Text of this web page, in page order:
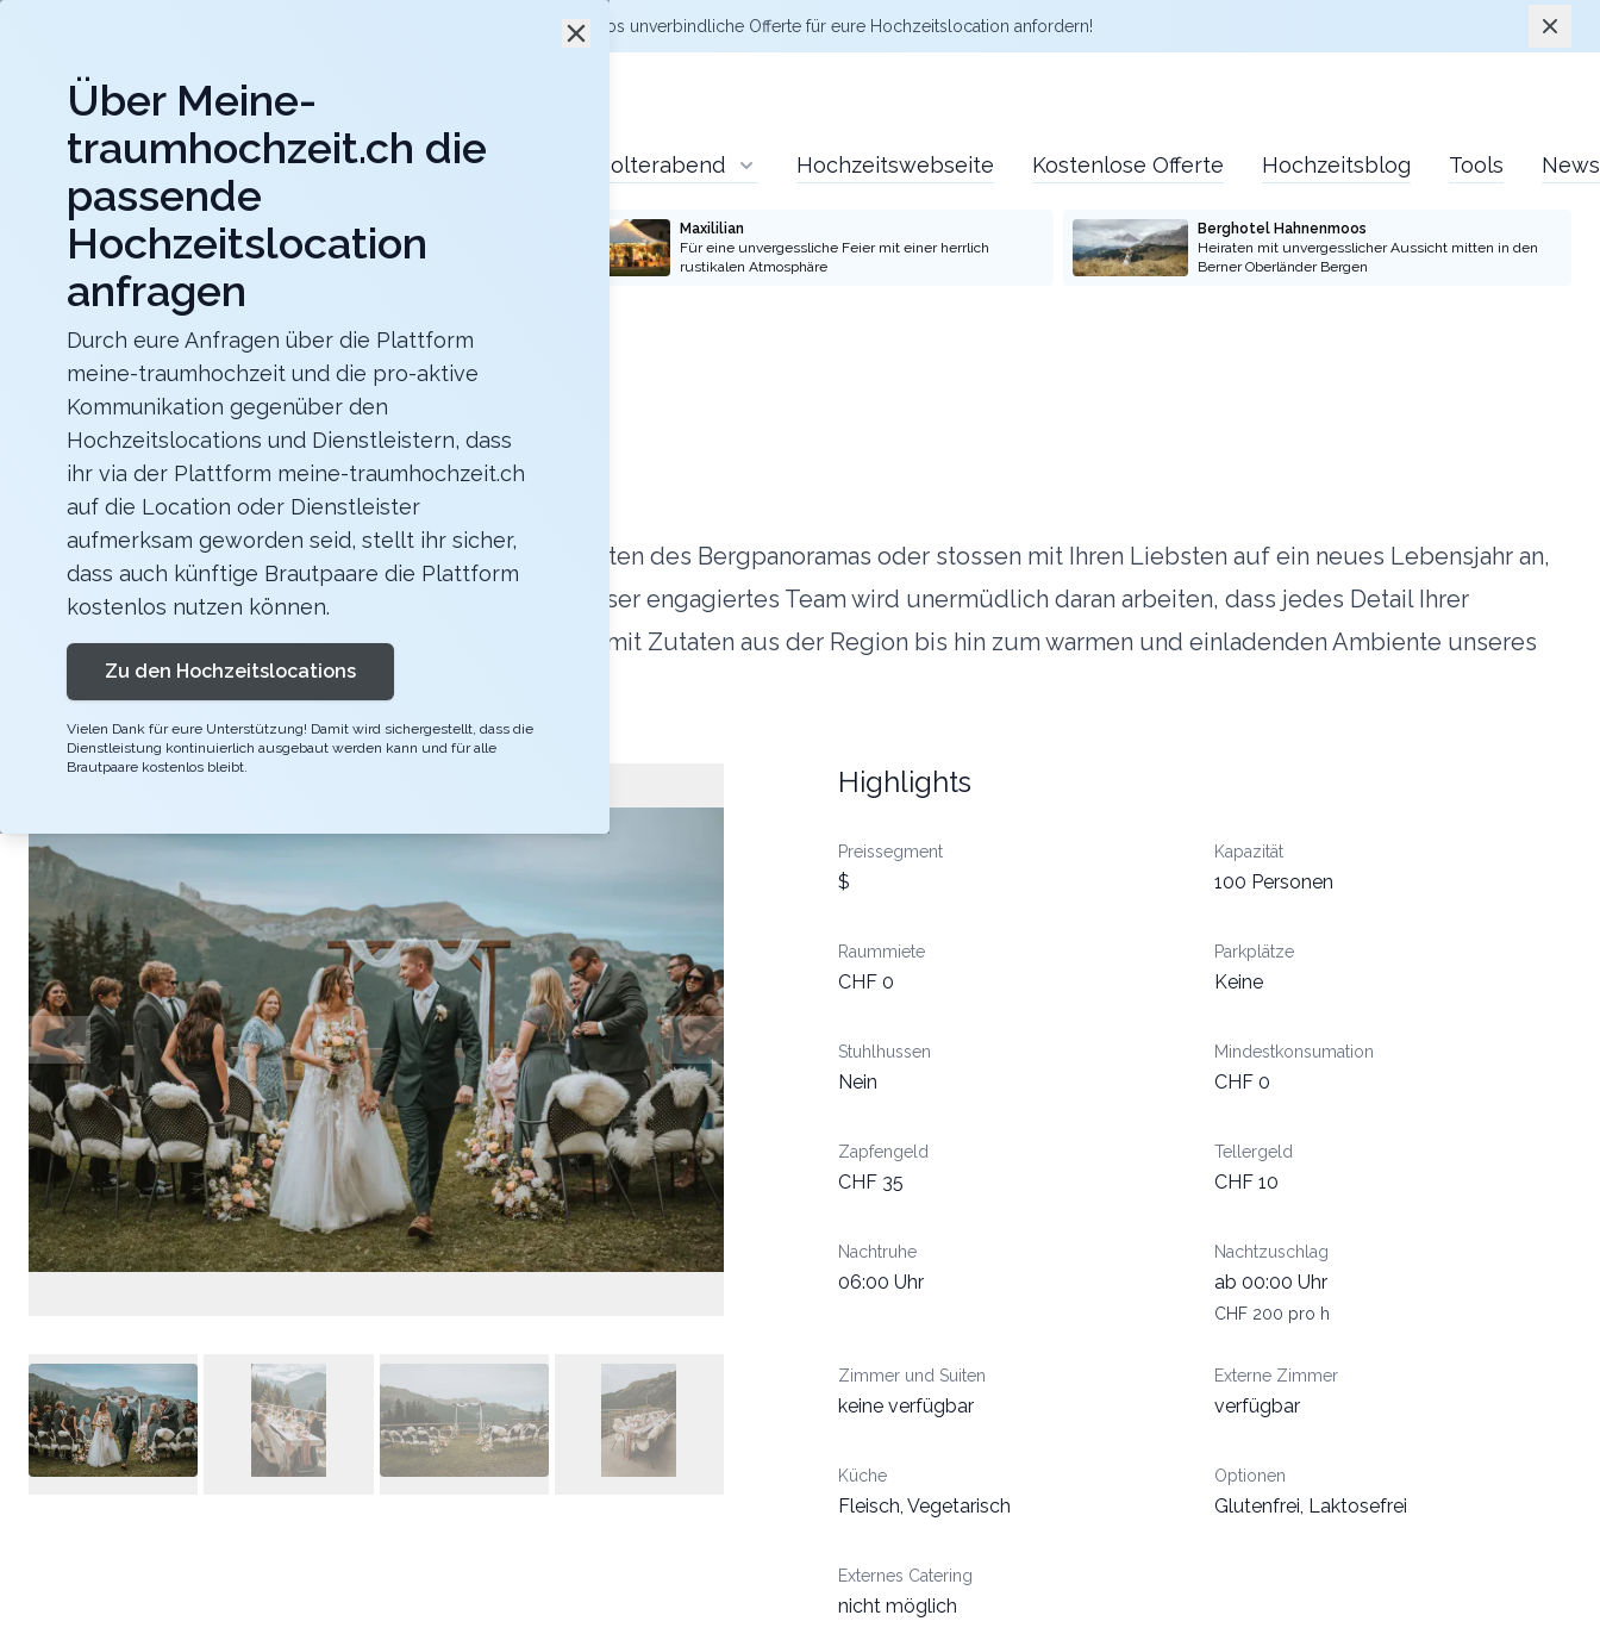
Jetzt kostenlos unverbindliche Offertefür eure Hochzeitslocation anfordern!
meine-traumhochzeit.ch
Hochzeitslocations Hochzeitsdienstleister Polterabend Hochzeitswebseite Kostenlose Offerte Hochzeitsblog Tools News
b_smart hotel Schönenwerd
Für ein zauberhaftes Hochzeitsfest
Maxililian
Für eine unvergessliche Feier mit einer herrlich
rustikalen Atmosphäre
Berghotel Hahnenmoos
Heiraten mit unvergesslicher Aussicht mitten in den
Berner Oberländer Bergen
Zurück zur Suche
Bergrestaurant Allmend
4.6
Abendessen
BE
WengenMerkliste Link teilen
Stellen Sie sich vor, Sie geben sich das Ja-Wort inmitten des Bergpanoramas oder stossen mit Ihren Liebsten auf ein neues Lebensjahr an,
während die Sonne hinter den Gipfeln untergeht. Unser engagiertes Team wird unermüdlich daran arbeiten, dass jedes Detail Ihrer
Veranstaltung perfekt ist, von der exquisiten Küche mit Zutaten aus der Region bis hin zum warmen und einladenden Ambiente unseres
rustikalen Restaurants.
Highlights
Preissegment
$
Kapazität
100 Personen
Raummiete
CHF 0
Parkplätze
Keine
Stuhlhussen
Nein
Mindestkonsumation
CHF 0
Zapfengeld
CHF 35
Tellergeld
CHF 10
Nachtruhe
06:00 Uhr
Nachtzuschlag
ab 00:00 Uhr
CHF 200 pro h
Zimmer und Suiten
keine verfügbar
Externe Zimmer
verfügbar
Küche
Fleisch, Vegetarisch
Optionen
Glutenfrei, Laktosefrei
Externes Catering
nicht möglich
Über Meine-
traumhochzeit.ch die
passende
Hochzeitslocation
anfragen
Durch eure Anfragen über die Plattform
meine-traumhochzeit und die pro-aktive
Kommunikation gegenüber den
Hochzeitslocations und Dienstleistern, dass
ihr via der Plattform meine-traumhochzeit.ch
auf die Location oder Dienstleister
aufmerksam geworden seid, stellt ihr sicher,
dass auch künftige Brautpaare die Plattform
kostenlos nutzen können.
Zu den Hochzeitslocations
Vielen Dank für eure Unterstützung! Damit wird sichergestellt, dass die
Dienstleistung kontinuierlich ausgebaut werden kann und für alle
Brautpaare kostenlos bleibt.